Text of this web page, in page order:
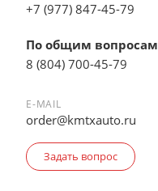
+7 (977) 847-45-79
По общим вопросам
8 (804) 700-45-79
E-MAIL
order@kmtxauto.ru
Задать вопрос